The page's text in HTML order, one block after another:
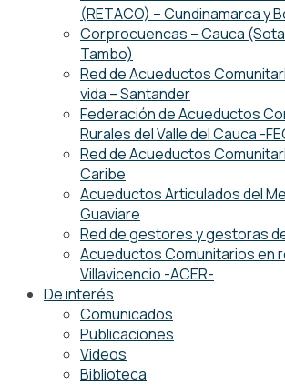
(RETACO) – Cundinamarca y
Corprocuencas – Cauca
Tambo)
Red de Acueductos
vida – Santander
Federación de Acueductos
Rurales del Valle del Cauca -
Red de Acueductos
Caribe
Acueductos Articulados del
Guaviare
Red de gestores y gestoras
Acueductos Comunitarios en
Villavicencio -ACER-
De interés
Comunicados
Publicaciones
Videos
Biblioteca